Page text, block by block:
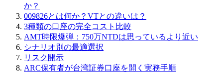
か？
009826とは何か？VTとの違いは？
3種類の口座の完全コスト比較
AMT時限爆弾：750万NTDは思っているより近い
シナリオ別の最適選択
リスク開示
ARC保有者が台湾証券口座を開く実務手順